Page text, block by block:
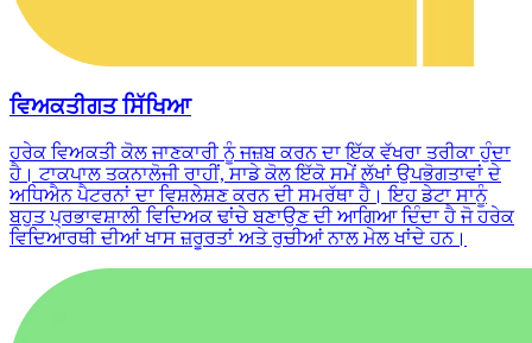
ਵਿਅਕਤੀਗਤ ਸਿੱਖਿਆ
ਹਰੇਕ ਵਿਅਕਤੀ ਕੋਲ ਜਾਣਕਾਰੀ ਨੂੰ ਜਜ਼ਬ ਕਰਨ ਦਾ ਇੱਕ ਵੱਖਰਾ ਤਰੀਕਾ ਹੁੰਦਾ
ਹੈ। ਟਾਕਪਾਲ ਤਕਨਾਲੋਜੀ ਰਾਹੀਂ, ਸਾਡੇ ਕੋਲ ਇੱਕੋ ਸਮੇਂ ਲੱਖਾਂ ਉਪਭੋਗਤਾਵਾਂ ਦੇ
ਅਧਿਐਨ ਪੈਟਰਨਾਂ ਦਾ ਵਿਸ਼ਲੇਸ਼ਣ ਕਰਨ ਦੀ ਸਮਰੱਥਾ ਹੈ। ਇਹ ਡੇਟਾ ਸਾਨੂੰ
ਬਹੁਤ ਪ੍ਰਭਾਵਸ਼ਾਲੀ ਵਿਦਿਅਕ ਢਾਂਚੇ ਬਣਾਉਣ ਦੀ ਆਗਿਆ ਦਿੰਦਾ ਹੈ ਜੋ ਹਰੇਕ
ਵਿਦਿਆਰਥੀ ਦੀਆਂ ਖਾਸ ਜ਼ਰੂਰਤਾਂ ਅਤੇ ਰੁਚੀਆਂ ਨਾਲ ਮੇਲ ਖਾਂਦੇ ਹਨ।